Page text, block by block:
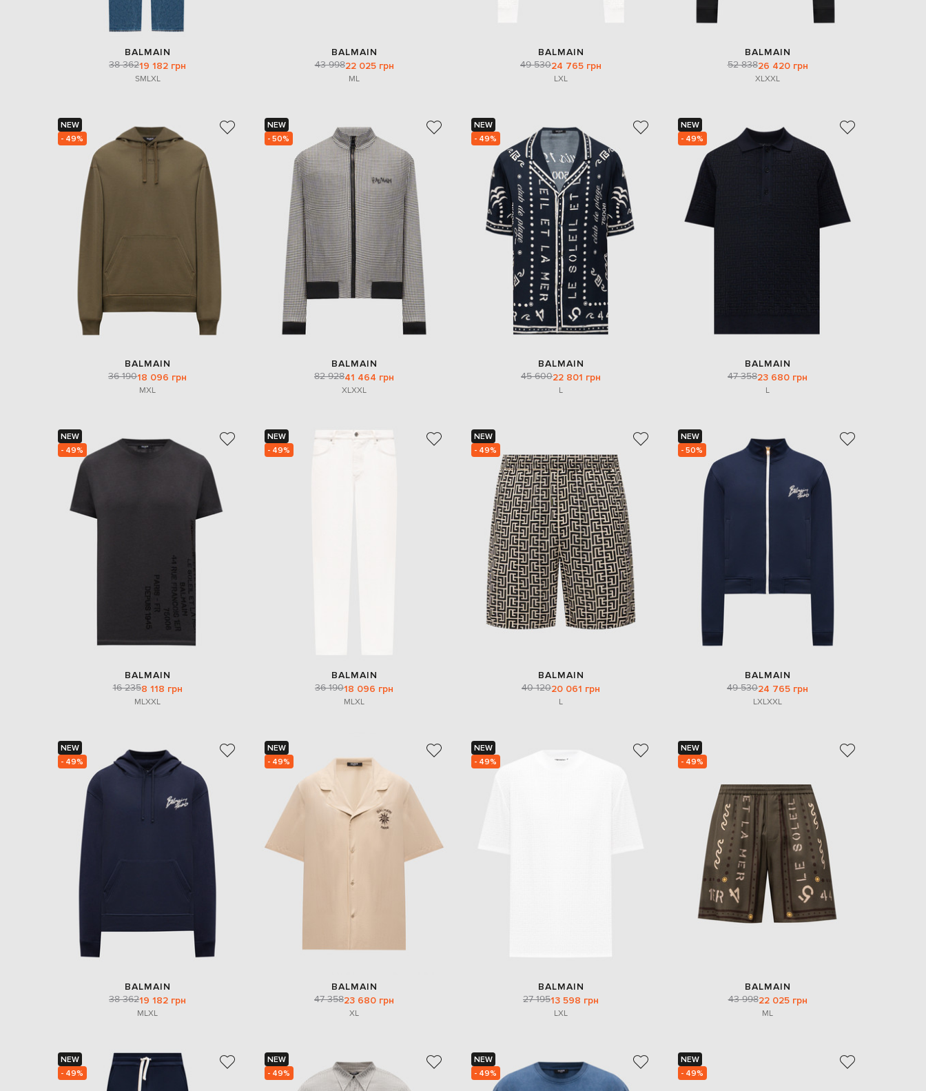
BALMAIN
38 36219 182 грн
SMLXL
BALMAIN
43 99822 025 грн
ML
BALMAIN
49 53024 765 грн
LXL
BALMAIN
52 83826 420 грн
XLXXL
NEW
- 49%
BALMAIN
36 19018 096 грн
MXL
NEW
- 50%
BALMAIN
82 92841 464 грн
XLXXL
NEW
- 49%
BALMAIN
45 60022 801 грн
L
NEW
- 49%
BALMAIN
47 35823 680 грн
L
NEW
- 49%
BALMAIN
16 2358 118 грн
MLXXL
NEW
- 49%
BALMAIN
36 19018 096 грн
MLXL
NEW
- 49%
BALMAIN
40 12020 061 грн
L
NEW
- 50%
BALMAIN
49 53024 765 грн
LXLXXL
NEW
- 49%
BALMAIN
38 36219 182 грн
MLXL
NEW
- 49%
BALMAIN
47 35823 680 грн
XL
NEW
- 49%
BALMAIN
27 19513 598 грн
LXL
NEW
- 49%
BALMAIN
43 99822 025 грн
ML
NEW
- 49%
NEW
- 49%
NEW
- 49%
NEW
- 49%